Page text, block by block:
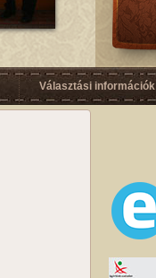
Választási információk